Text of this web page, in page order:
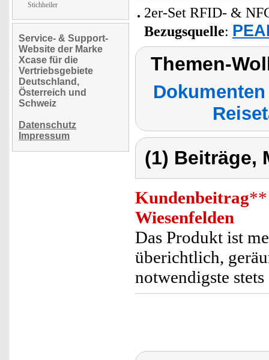
Stichheiler
Service- & Support-
Website der Marke
Xcase für die
Vertriebsgebiete
Deutschland,
Österreich und
Schweiz
Datenschutz
Impressum
2er-Set RFID- &
Bezugsquelle:
Themen-
(1) Beiträge,
Kundenbeitrag**
Wiesenfelden
Das Produkt ist
überichtlich,
notwendigste